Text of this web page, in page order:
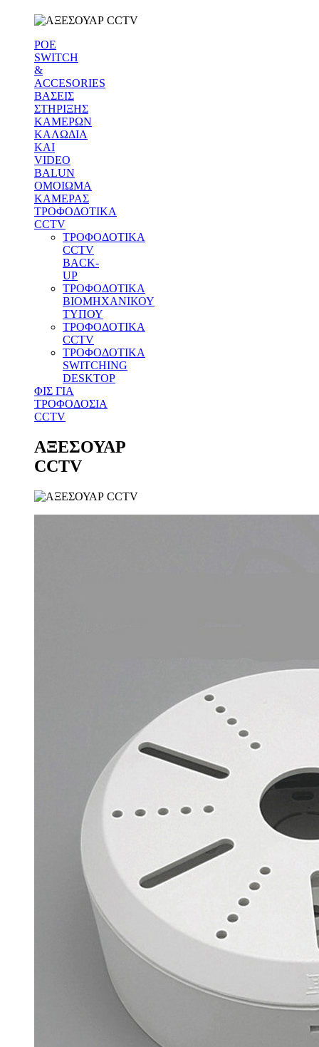
POE
SWITCH
&
ACCESORIES
ΒΑΣΕΙΣ
ΣΤΗΡΙΞΗΣ
ΚΑΜΕΡΩΝ
ΚΑΛΩΔΙΑ
ΚΑΙ
VIDEO
BALUN
ΟΜΟΙΩΜΑ
ΚΑΜΕΡΑΣ
ΤΡΟΦΟΔΟΤΙΚΑ
CCTV
ΤΡΟΦΟΔΟΤΙΚΑ
CCTV
BACK-
UP
ΤΡΟΦΟΔΟΤΙΚΑ
ΒΙΟΜΗΧΑΝΙΚΟΥ
ΤΥΠΟΥ
ΤΡΟΦΟΔΟΤΙΚΑ
CCTV
ΤΡΟΦΟΔΟΤΙΚΑ
SWITCHING
DESKTOP
ΦΙΣ ΓΙΑ
ΤΡΟΦΟΔΟΣΙΑ
CCTV
ΑΞΕΣΟΥΑΡ
CCTV